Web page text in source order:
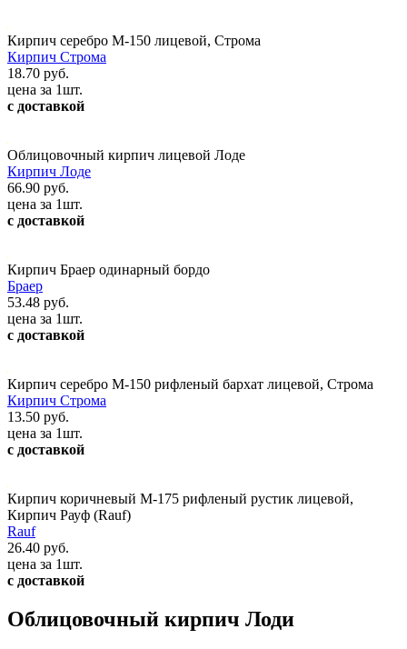
Кирпич серебро М-150 лицевой, Строма
Кирпич Строма
18.70 руб.
цена за 1шт.
с доставкой
Облицовочный кирпич лицевой Лоде
Кирпич Лоде
66.90 руб.
цена за 1шт.
с доставкой
Кирпич Браер одинарный бордо
Браер
53.48 руб.
цена за 1шт.
с доставкой
Кирпич серебро М-150 рифленый бархат лицевой, Строма
Кирпич Строма
13.50 руб.
цена за 1шт.
с доставкой
Кирпич коричневый М-175 рифленый рустик лицевой,
Кирпич Рауф (Rauf)
Rauf
26.40 руб.
цена за 1шт.
с доставкой
Облицовочный кирпич Лоди